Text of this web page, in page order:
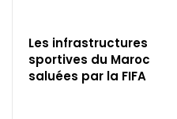
Les infrastructures
sportives du Maroc
saluées par la FIFA